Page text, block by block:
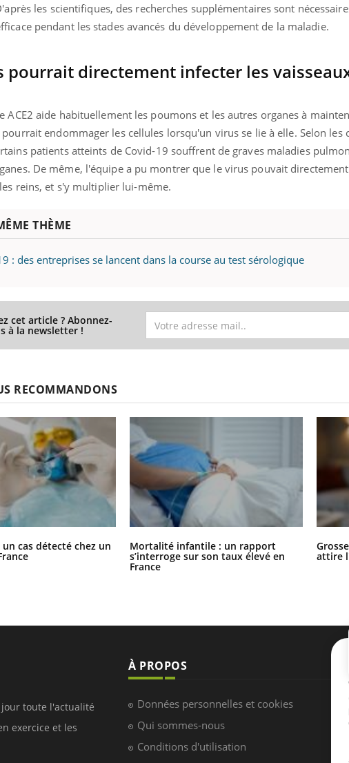
les scientifiques, des recherches supplémentaires sont
pendant les stades avancés du développement de la maladie.
pourrait directement infecter les
ACE2 aide habituellement les poumons et les autres organes à
endommager les cellules lorsqu'un virus se lie à elle. Selon les
patients atteints de Covid-19 souffrent de graves maladies
De même, l'équipe a pu montrer que le virus pouvait
reins, et s'y multiplier lui-même.
THÈME
: des entreprises se lancent dans la course au test sérologique
cet article ? Abonnez-
à la newsletter !
RECOMMANDONS
cas détecté chez un Mortalité infantile : un rapport
s’interroge sur son taux élevé en
France
attire
jour toute l'actualité
exercice et les
À PROPOS
Données personnelles et cookies
Qui sommes-nous
Conditions d'utilisation